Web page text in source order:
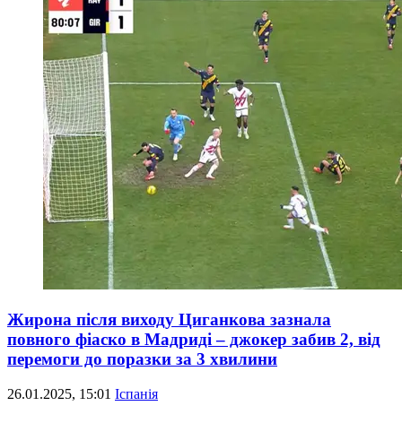
Жирона після виходу Циганкова зазнала
повного фіаско в Мадриді – джокер забив 2, від
перемоги до поразки за 3 хвилини
26.01.2025, 15:01 Іспанія